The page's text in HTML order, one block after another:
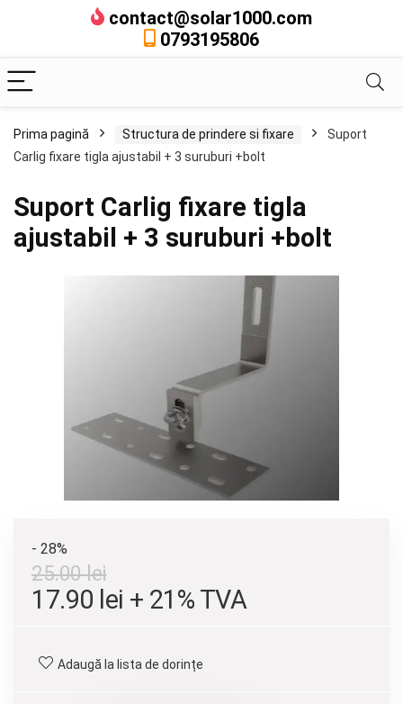
contact@solar1000.com
0793195806
Prima pagină Structura de prindere si fixare
Suport
Carlig fixare tigla ajustabil + 3 suruburi +bolt
Suport Carlig fixare tigla
ajustabil + 3 suruburi +bolt
- 28%
25.00lei
Prețul
fost:
17.90 lei Prețul
17.90 lei.
+ 21% TVA
Adaugă la lista de dorințe